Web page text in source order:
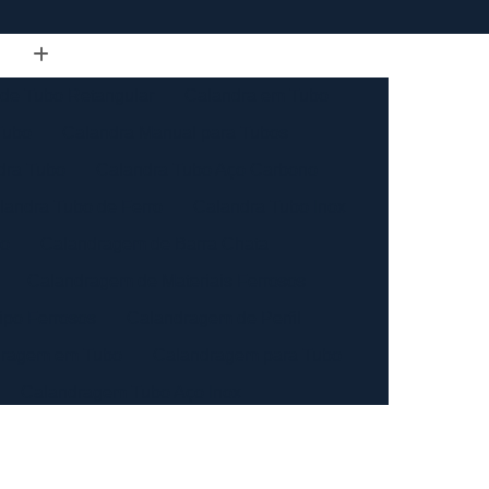
Inox